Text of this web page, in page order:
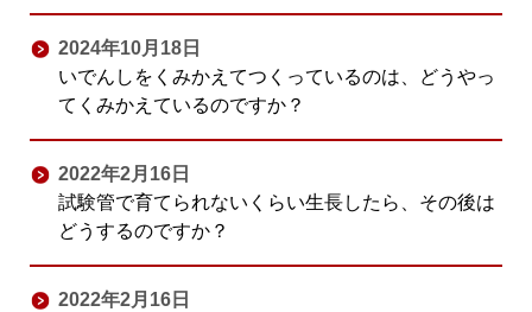
2024年10月18日
いでんしをくみかえてつくっているのは、どうやっ
てくみかえているのですか？
2022年2月16日
試験管で育てられないくらい生長したら、その後は
どうするのですか？
2022年2月16日